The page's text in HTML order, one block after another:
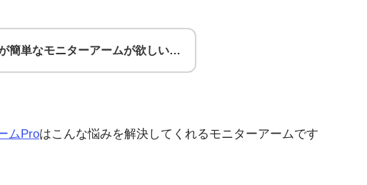
簡単なモニターアームが欲しい…
ムProはこんな悩みを解決してくれるモニターアームです